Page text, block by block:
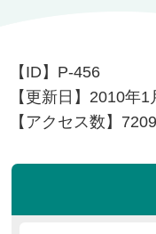
【ID】 P-456
【更新日】 2010年1
【アクセス数】 7209